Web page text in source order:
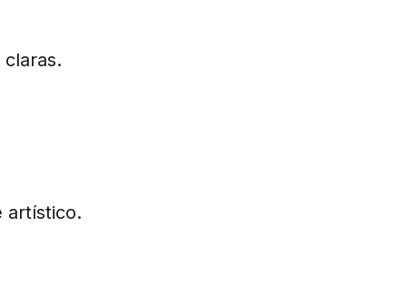
artístico.